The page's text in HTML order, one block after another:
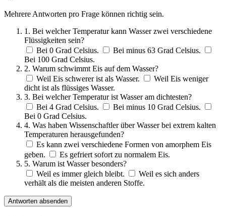
Mehrere Antworten pro Frage können richtig sein.
1. Bei welcher Temperatur kann Wasser zwei verschiedene
Flüssigkeiten sein?
Bei 0 Grad Celsius.
Bei minus 63 Grad Celsius.
Bei 100 Grad Celsius.
2. Warum schwimmt Eis auf dem Wasser?
Weil Eis schwerer ist als Wasser.
Weil Eis weniger
dicht ist als flüssiges Wasser.
3. Bei welcher Temperatur ist Wasser am dichtesten?
Bei 4 Grad Celsius.
Bei minus 10 Grad Celsius.
Bei 0 Grad Celsius.
4. Was haben Wissenschaftler über Wasser bei extrem kalten
Temperaturen herausgefunden?
Es kann zwei verschiedene Formen von amorphem Eis
geben.
Es gefriert sofort zu normalem Eis.
5. Warum ist Wasser besonders?
Weil es immer gleich bleibt.
Weil es sich anders
verhält als die meisten anderen Stoffe.
Antworten absenden